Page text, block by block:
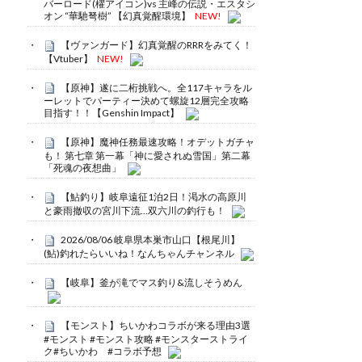
バーロード(櫂アイコン)vs 主峰の伝説・エスタシ
オン “華馳弩樹” 【幻真覚醒環境】
NEW!
【ヴァンガード】幻真覚醒のRRRをみてく！
【Vtuber】
NEW!
【原神】遂に二桁挑戦へ。全117キャラをル
ーレットでパーティー決めて螺旋12層完全攻略
目指す！！【Genshin Impact】
【原神】魔神任務最速攻略！オデットガチャ
も！ 第七章 第一幕「神に愛されぬ雪国」第二幕
「死魂の夜想曲」
【鮎釣り】岐阜遠征1泊2日！渇水の高原川
と豪雨撤収の宮川下流…双六川の釣行も！
2026/08/06 岐阜県本巣市山口【根尾川】
(鮎)釣れたらいいね！なんちゃんチャンネル
【岐阜】釜が滝でマス釣り&流しそうめん
【モンスト】ちいかわコラボが来る理由3選
#モンスト #モンスト攻略 #モンスターストライ
ク#ちいかわ #コラボ予想